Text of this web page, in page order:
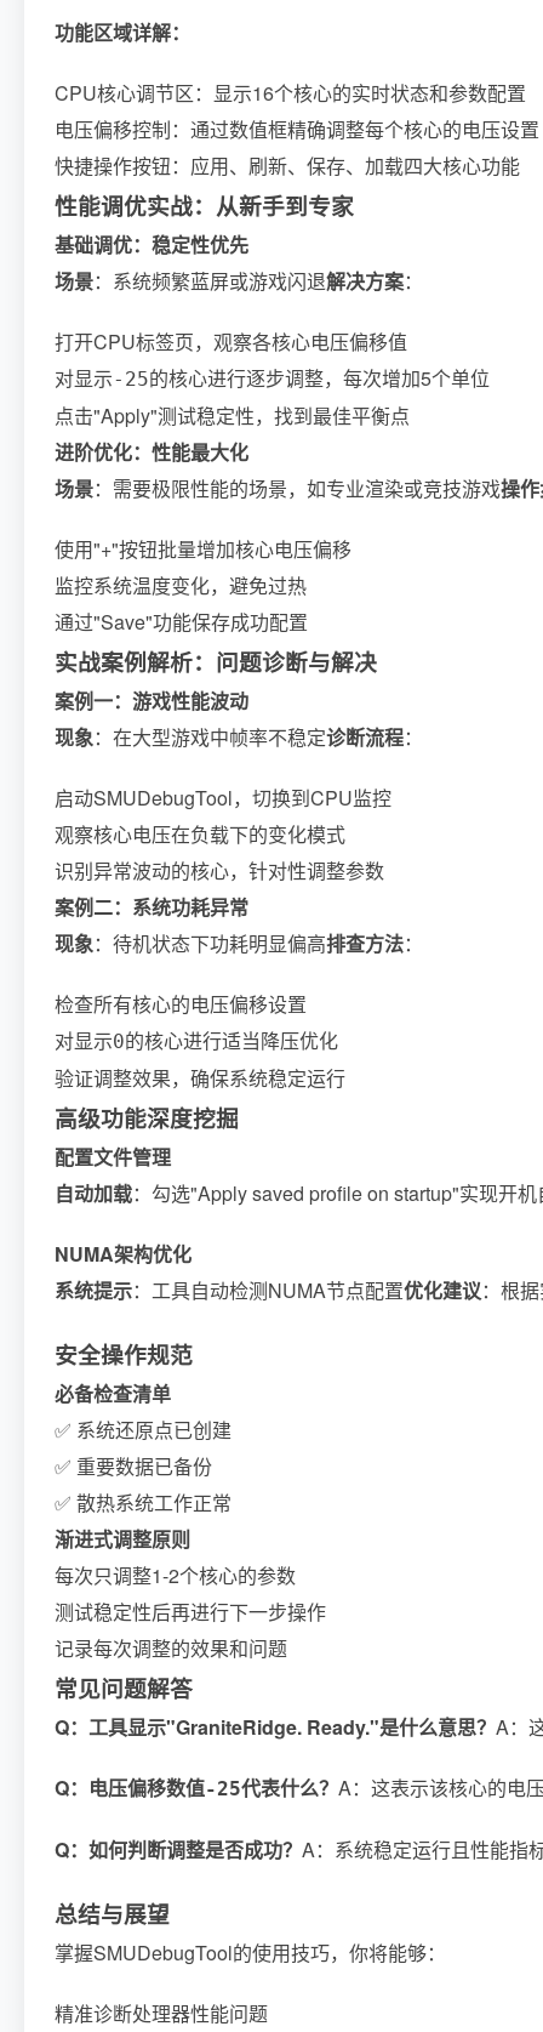
功能区域详解：
CPU核心调节区：显示16个核心的实时状态和参数配置
电压偏移控制：通过数值框精确调整每个核心的电压设置
快捷操作按钮：应用、刷新、保存、加载四大核心功能
性能调优实战：从新手到专家
基础调优：稳定性优先
场景：系统频繁蓝屏或游戏闪退解决方案：
打开CPU标签页，观察各核心电压偏移值
对显示-25的核心进行逐步调整，每次增加5个单位
点击"Apply"测试稳定性，找到最佳平衡点
进阶优化：性能最大化
场景：需要极限性能的场景，如专业渲染或竞技游戏操
使用"+"按钮批量增加核心电压偏移
监控系统温度变化，避免过热
通过"Save"功能保存成功配置
实战案例解析：问题诊断与解决
案例一：游戏性能波动
现象：在大型游戏中帧率不稳定诊断流程：
启动SMUDebugTool，切换到CPU监控
观察核心电压在负载下的变化模式
识别异常波动的核心，针对性调整参数
案例二：系统功耗异常
现象：待机状态下功耗明显偏高排查方法：
检查所有核心的电压偏移设置
对显示0的核心进行适当降压优化
验证调整效果，确保系统稳定运行
高级功能深度挖掘
配置文件管理
自动加载：勾选"Apply saved profile on startup"实现开
NUMA架构优化
系统提示：工具自动检测NUMA节点配置优化建议：根
安全操作规范
必备检查清单
✅ 系统还原点已创建
✅ 重要数据已备份
✅ 散热系统工作正常
渐进式调整原则
每次只调整1-2个核心的参数
测试稳定性后再进行下一步操作
记录每次调整的效果和问题
常见问题解答
Q：工具显示"GraniteRidge. Ready."是什么意思？ A：
Q：电压偏移数值-25代表什么？ A：这表示该核心的电
Q：如何判断调整是否成功？ A：系统稳定运行且性能指
总结与展望
掌握SMUDebugTool的使用技巧，你将能够：
精准诊断处理器性能问题